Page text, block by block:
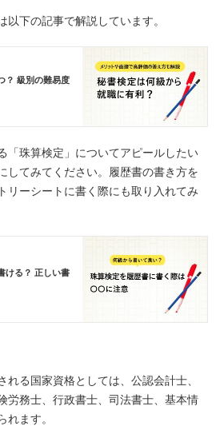
以下の記事で解説しています。
？ 級別の難易度
「珠算検定」についてアピールしたい
してみてください。履歴書の書き方を
リーシートに書く際にも取り入れてみ
ける？ 正しい書
れる国家資格としては、公認会計士、
労務士、行政書士、司法書士、基本情
れます。